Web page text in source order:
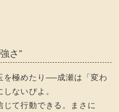
さ”
を極めたり──成瀬は「変わ
ないぴよ。
て行動できる。まさに